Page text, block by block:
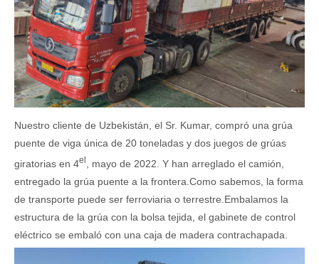
Nuestro cliente de Uzbekistán, el Sr. Kumar, compró una grúa
puente de viga única de 20 toneladas y dos juegos de grúas
giratorias en 4el
, mayo de 2022. Y han arreglado el camión,
entregado la grúa puente a la frontera.Como sabemos, la forma
de transporte puede ser ferroviaria o terrestre.Embalamos la
estructura de la grúa con la bolsa tejida, el gabinete de control
eléctrico se embaló con una caja de madera contrachapada.